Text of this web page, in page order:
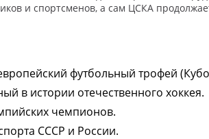
и спортсменов, а сам ЦСКА
футбольный трофей
в истории отечественного хоккея.
чемпионов.
СССР и России.